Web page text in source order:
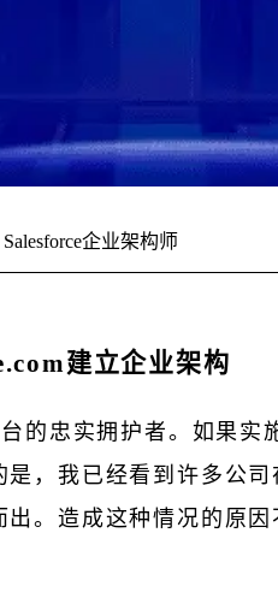
企业架构师
建立企业架构
的忠实拥护者。如果实
是，我已经看到许多公
出。造成这种情况的原